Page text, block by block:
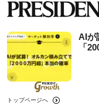
AIが
「
トップページへ